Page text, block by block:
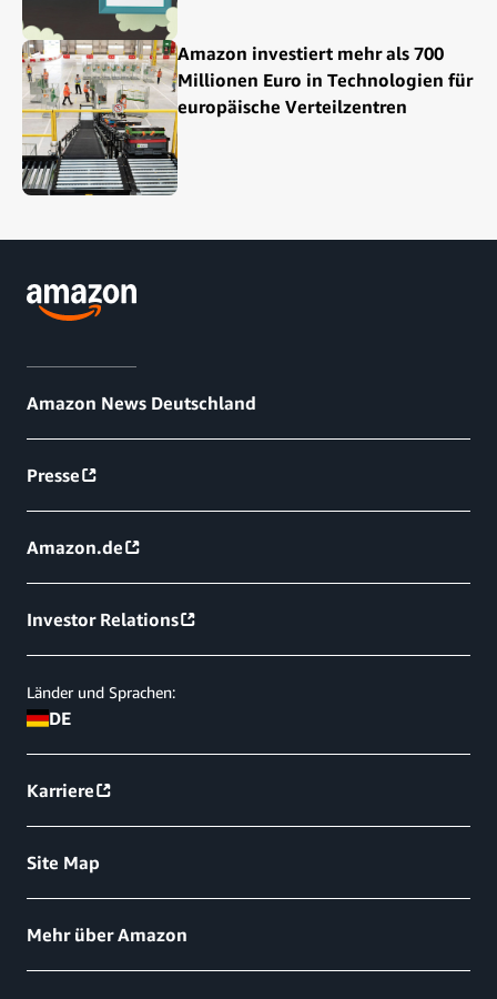
Amazon investiert mehr als 700
Millionen Euro in Technologien für
europäische Verteilzentren
Amazon News Deutschland
Presse
Amazon.de
Investor Relations
Länder und Sprachen:
DE
Karriere
Site Map
Mehr über Amazon